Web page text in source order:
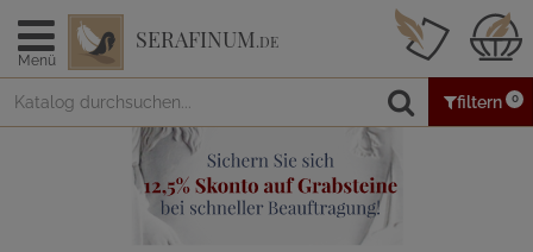
Menü
SERAFINUM.DE
filtern 0